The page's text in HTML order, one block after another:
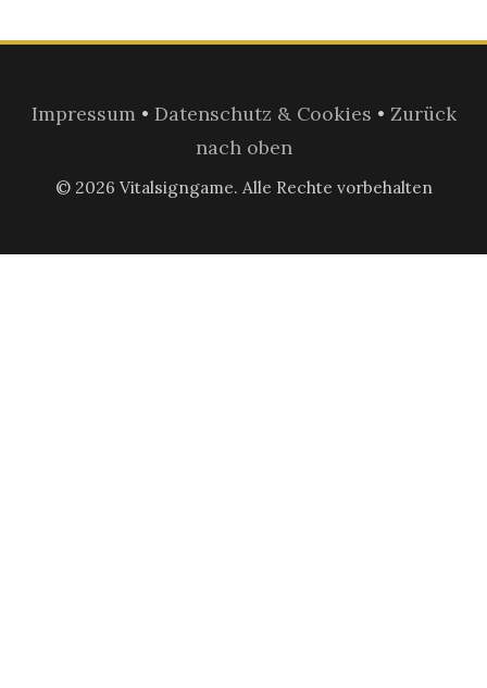
Impressum• Datenschutz & Cookies • Zurück
nach oben
© 2026 Vitalsigngame. Alle Rechte vorbehalten